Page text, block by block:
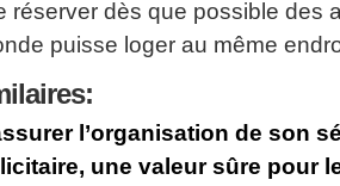
réserver dès que possible des
puisse loger au même
l’organisation de son
une valeur sûre pour